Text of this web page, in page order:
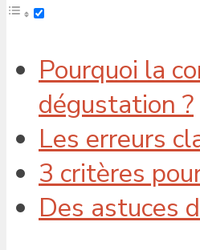
Pourquoi la
dégustation ?
Les erreurs
3 critères
Des astuces